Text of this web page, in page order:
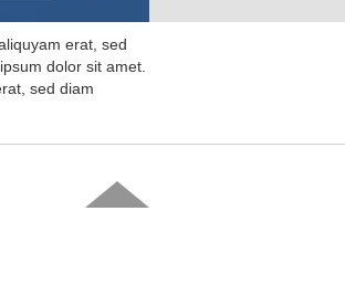
erat, sed
dolor sit amet.
sed diam